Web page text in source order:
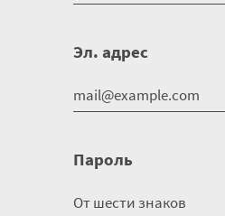
Эл. адрес
Пароль